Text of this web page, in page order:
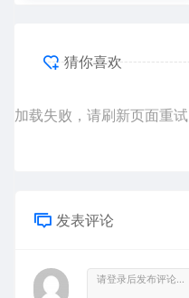
猜你喜欢
加载失败，请刷新页面重试
发表评论